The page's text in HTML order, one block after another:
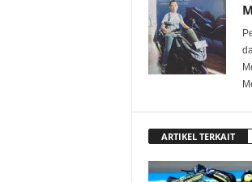
ARTIKEL TERKAIT